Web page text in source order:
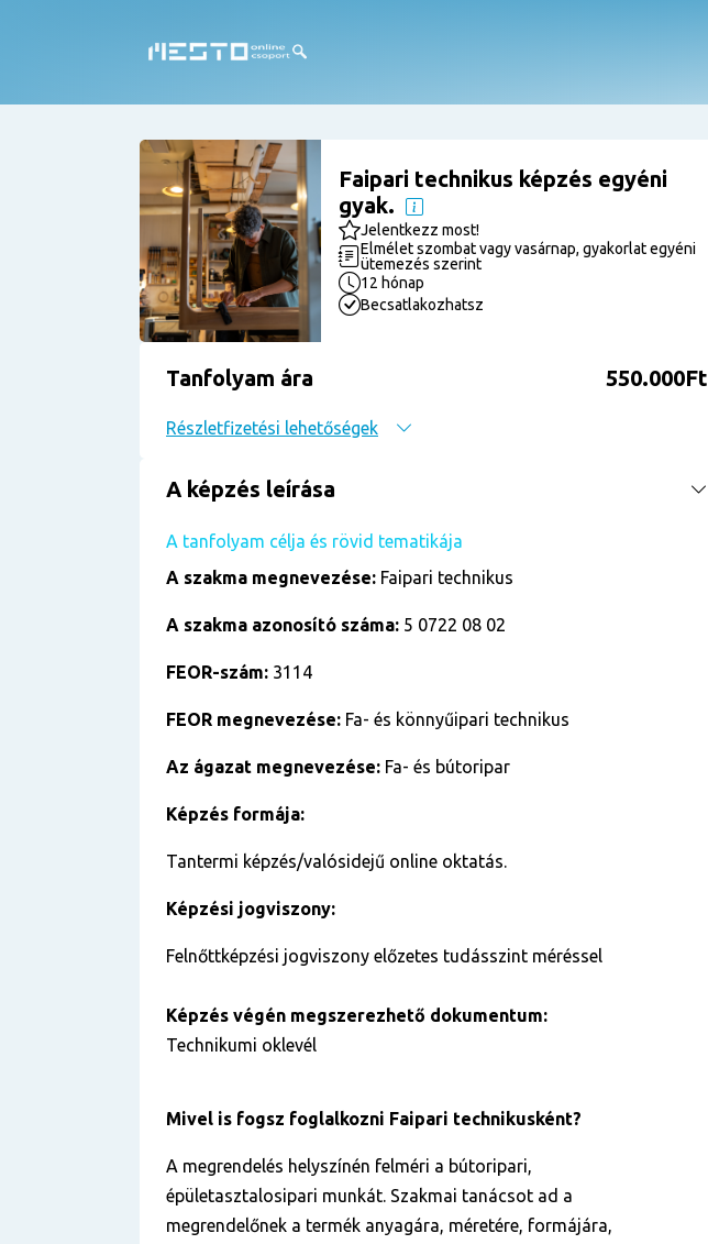
Faipari technikus képzés egyéni
gyak.
Jelentkezz most!
Elmélet szombat vagy vasárnap, gyakorlat egyéni
ütemezés szerint
12 hónap
Becsatlakozhatsz
Tanfolyam ára 550.000Ft
Részletfizetési lehetőségek
A képzés leírása
A tanfolyam célja és rövid tematikája
A szakma megnevezése: Faipari technikus
A szakma azonosító száma: 5 0722 08 02
FEOR-szám: 3114
FEOR megnevezése: Fa- és könnyűipari technikus
Az ágazat megnevezése: Fa- és bútoripar
Képzés formája:
Tantermi képzés/valósidejű online oktatás.
Képzési jogviszony:
Felnőttképzési jogviszony előzetes tudásszint méréssel
Képzés végén megszerezhető dokumentum:
Technikumi oklevél
Mivel is fogsz foglalkozni Faipari technikusként?
A megrendelés helyszínén felméri a bútoripari,
épületasztalosipari munkát. Szakmai tanácsot ad a
megrendelőnek a termék anyagára, méretére, formájára,